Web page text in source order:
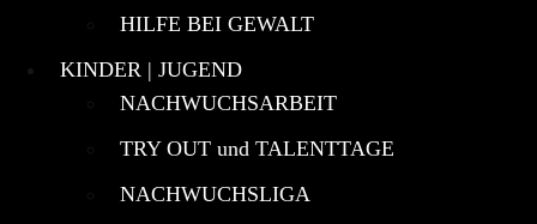
HILFE BEI GEWALT
KINDER | JUGEND
NACHWUCHSARBEIT
TRY OUT und TALENTTAGE
NACHWUCHSLIGA